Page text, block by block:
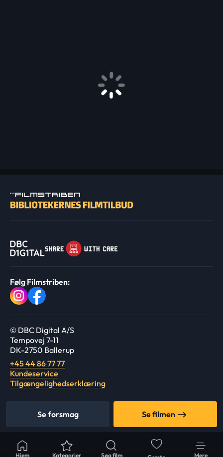
Hjem Kategorier Søg film Mere
Se forsmag Se filmen
Følg Filmstriben:
© DBC Digital A/S
Tempovej 7-11
DK-2750 Ballerup
+45 44 86 77 77
Kundeservice
Tilgængelighedserklæring